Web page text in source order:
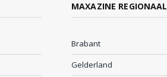
MAXAZINE REGIONAAL
Brabant
Gelderland